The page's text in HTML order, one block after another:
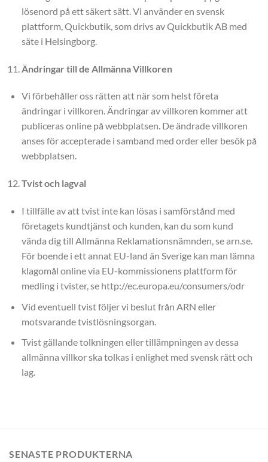
lösenord på ett säkert sätt. Vi använder en svensk
plattform, Quickbutik, som drivs av Quickbutik AB med
säte i Helsingborg.
Ändringar till de Allmänna Villkoren
Vi förbehåller oss rätten att när som helst företa
ändringar i villkoren. Ändringar av villkoren kommer att
publiceras online på webbplatsen. De ändrade villkoren
anses för accepterade i samband med order eller besök på
webbplatsen.
Tvist och lagval
I tillfälle av att tvist inte kan lösas i samförstånd med
företagets kundtjänst och kunden, kan du som kund
vända dig till Allmänna Reklamationsnämnden, se arn.se.
För boende i ett annat EU-land än Sverige kan man lämna
klagomål online via EU-kommissionens plattform för
medling i tvister, se http://ec.europa.eu/consumers/odr
Vid eventuell tvist följer vi beslut från ARN eller
motsvarande tvistlösningsorgan.
Tvist gällande tolkningen eller tillämpningen av dessa
allmänna villkor ska tolkas i enlighet med svensk rätt och
lag.
SENASTE PRODUKTERNA